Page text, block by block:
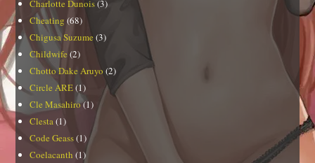
Charlotte Dunois(3)
Cheating (68)
Chigusa Suzume (3)
Childwife (2)
Chotto Dake Aruyo (2)
Circle ARE(1)
Cle Masahiro(1)
Clesta (1)
Code Geass(1)
Coelacanth (1)